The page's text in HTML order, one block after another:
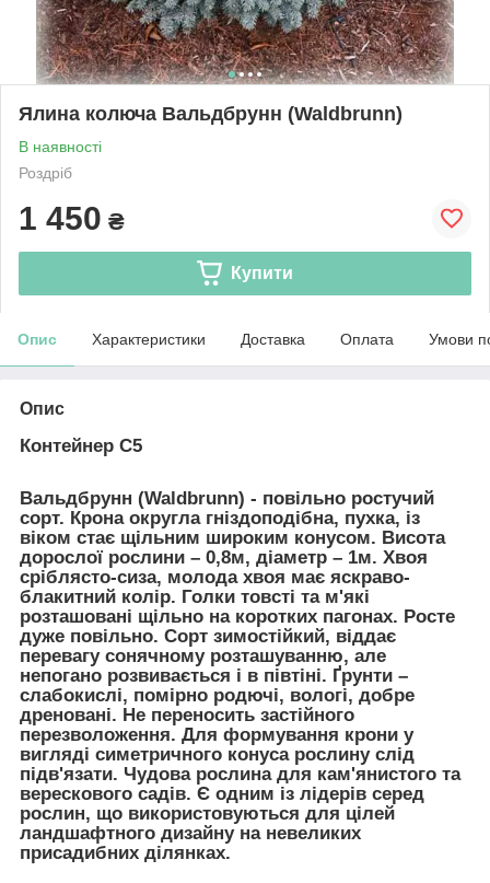
Ялина колюча Вальдбрунн (Waldbrunn)
В наявності
Роздріб
1 450 ₴
Купити
Опис Характеристики Доставка Оплата Умови
Опис
Контейнер С5
Вальдбрунн (Waldbrunn) - повільно ростучий
сорт. Крона округла гніздоподібна, пухка, із
віком стає щільним широким конусом. Висота
дорослої рослини – 0,8м, діаметр – 1м. Хвоя
сріблясто-сиза, молода хвоя має яскраво-
блакитний колір. Голки товсті та м'які
розташовані щільно на коротких пагонах. Росте
дуже повільно. Сорт зимостійкий, віддає
перевагу сонячному розташуванню, але
непогано розвивається і в півтіні. Ґрунти –
слабокислі, помірно родючі, вологі, добре
дреновані. Не переносить застійного
перезволоження. Для формування крони у
вигляді симетричного конуса рослину слід
підв'язати. Чудова рослина для кам'янистого та
верескового садів. Є одним із лідерів серед
рослин, що використовуються для цілей
ландшафтного дизайну на невеликих
присадибних ділянках.